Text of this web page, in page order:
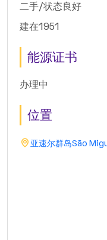
二手/状态良好
建在1951
能源证书
办理中
位置
亚速尔群岛São